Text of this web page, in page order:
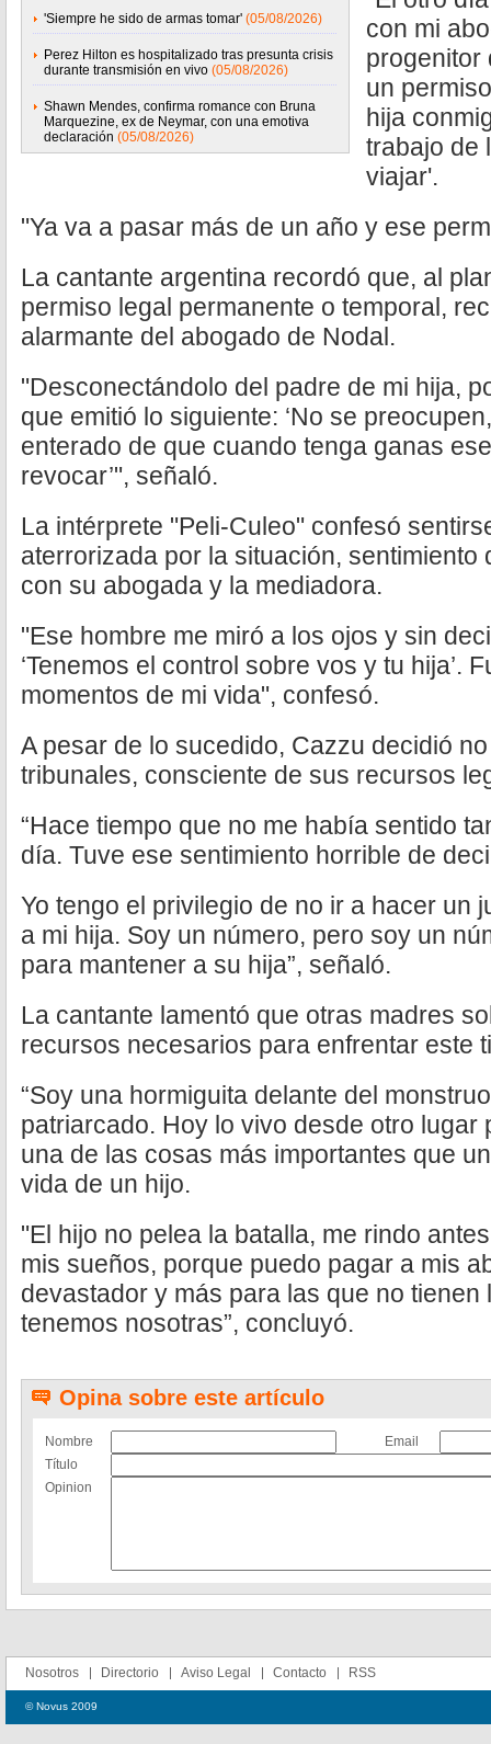
'Siempre he sido de armas tomar' (05/08/2026)
Perez Hilton es hospitalizado tras presunta crisis
durante transmisión en vivo (05/08/2026)
Shawn Mendes, confirma romance con Bruna
Marquezine, ex de Neymar, con una emotiva
declaración (05/08/2026)
con mi
progenitor
un
hija
trabajo de
viajar'.
"Ya va a pasar más de un año y ese
La cantante argentina recordó que, al
permiso legal permanente o temporal,
alarmante del abogado de Nodal.
"Desconectándolo del padre de mi hija,
que emitió lo siguiente: ‘No se
enterado de que cuando tenga ganas
revocar’", señaló.
La intérprete "Peli-Culeo" confesó
aterrorizada por la situación, sentimiento
con su abogada y la mediadora.
"Ese hombre me miró a los ojos y sin
‘Tenemos el control sobre vos y tu hija’.
momentos de mi vida", confesó.
A pesar de lo sucedido, Cazzu decidió
tribunales, consciente de sus recursos
“Hace tiempo que no me había sentido
día. Tuve ese sentimiento horrible de
Yo tengo el privilegio de no ir a hacer un
a mi hija. Soy un número, pero soy un
para mantener a su hija”, señaló.
La cantante lamentó que otras madres
recursos necesarios para enfrentar este
“Soy una hormiguita delante del
patriarcado. Hoy lo vivo desde otro lugar
una de las cosas más importantes que
vida de un hijo.
"El hijo no pelea la batalla, me rindo
mis sueños, porque puedo pagar a mis
devastador y más para las que no tienen
tenemos nosotras”, concluyó.
Opina sobre este artículo
Nombre
Email
Título
Opinion
Nosotros Directorio Aviso Legal Contacto RSS
© Novus 2009